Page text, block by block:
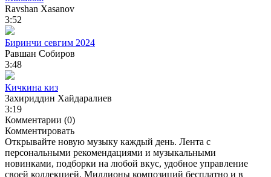
Ravshan Xasanov
3:52
Биринчи севгим 2024
Равшан Собиров
3:48
Кичкина киз
Захириддин Хайдаралиев
3:19
Комментарии (0)
Комментировать
Открывайте новую музыку каждый день. Лента с
персональными рекомендациями и музыкальными
новинками, подборки на любой вкус, удобное управление
своей коллекцией. Миллионы композиций бесплатно и в